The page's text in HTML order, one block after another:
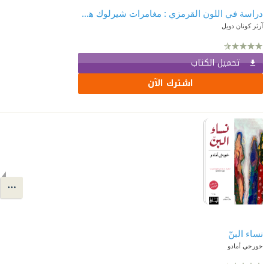
دراسة في اللون القرمزي : مغامرات شيرلوك هولمز 1
آرثر كونان دويل
تحميل الكتاب
اشترك الآن
نساء البنّ
خورخي أمادو